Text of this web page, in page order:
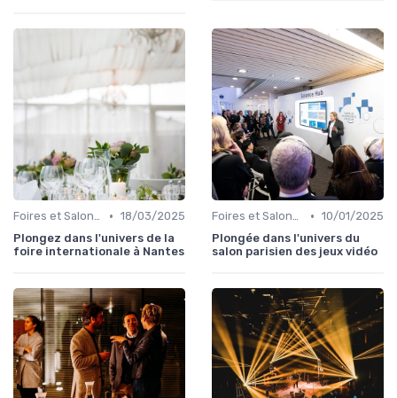
Foires et Salons Grand Public • 18/03/2025
Plongez dans l'univers de la
foire internationale à Nantes
Foires et Salons Grand Public • 10/01/2025
Plongée dans l'univers du
salon parisien des jeux vidéo